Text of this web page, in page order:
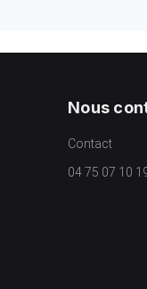
Nous
Contact
04 75 07 10